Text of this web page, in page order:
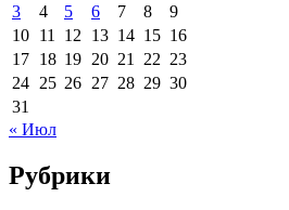
3
4 5 6 7 8
9
10 11 12 13 14 15 16
17 18 19 20 21 22 23
24 25 26 27 28 29 30
31
« Июл
Рубрики